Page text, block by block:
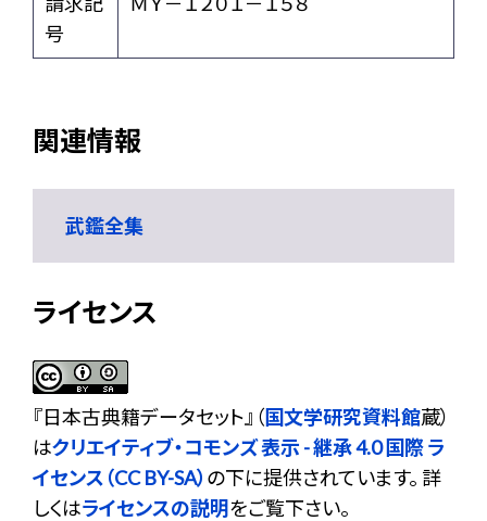
号
関連情報
武鑑全集
ライセンス
『日本古典籍データセット 』（国文学研究資料館蔵）
はクリエイティブ・コモンズ 表示 - 継承 4.0 国際 ラ
イセンス（CC BY-SA） の下に提供されています。 詳
しくはライセンスの説明をご覧下さい。